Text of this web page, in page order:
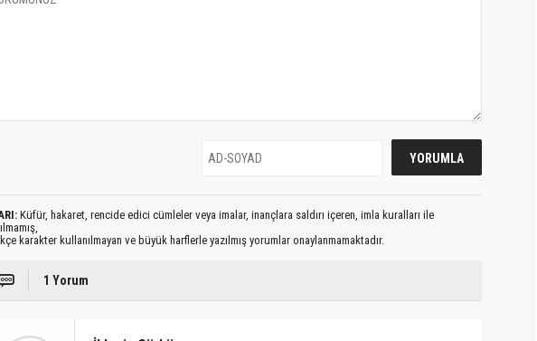
Küfür, hakaret, rencide edici cümleler veya imalar, inançlara saldırı içeren, imla kuralları ile
karakter kullanılmayan ve büyük harflerle yazılmış yorumlar onaylanmamaktadır.
1 Yorum